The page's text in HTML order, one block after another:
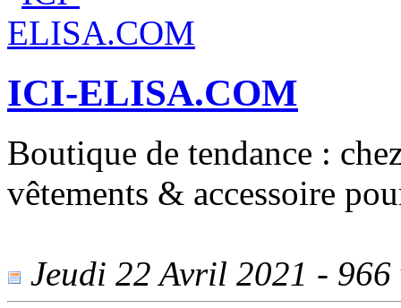
ICI-ELISA.COM
Boutique de tendance :
vêtements & accessoire
Jeudi 22 Avril 2021 - 966